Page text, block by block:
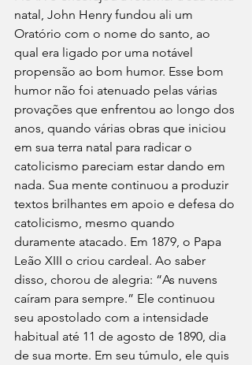
natal, John Henry fundou ali um
Oratório com o nome do santo, ao
qual era ligado por uma notável
propensão ao bom humor. Esse bom
humor não foi atenuado pelas várias
provações que enfrentou ao longo dos
anos, quando várias obras que iniciou
em sua terra natal para radicar o
catolicismo pareciam estar dando em
nada. Sua mente continuou a produzir
textos brilhantes em apoio e defesa do
catolicismo, mesmo quando
duramente atacado. Em 1879, o Papa
Leão XIII o criou cardeal. Ao saber
disso, chorou de alegria: “As nuvens
caíram para sempre.” Ele continuou
seu apostolado com a intensidade
habitual até 11 de agosto de 1890, dia
de sua morte. Em seu túmulo, ele quis